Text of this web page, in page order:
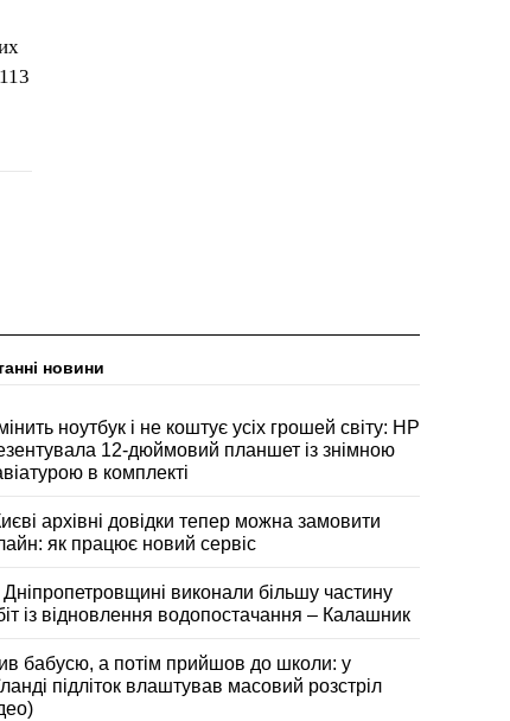
новини
ноутбук і не коштує усіх грошей світу: HP
12-дюймовий планшет із знімною
в комплекті
архівні довідки тепер можна замовити
як працює новий сервіс
виконали більшу частину
із відновлення водопостачання – Калашник
бабусю, а потім прийшов до школи: у
підліток влаштував масовий розстріл